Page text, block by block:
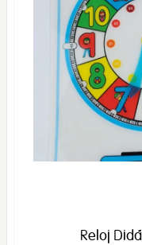
Reloj